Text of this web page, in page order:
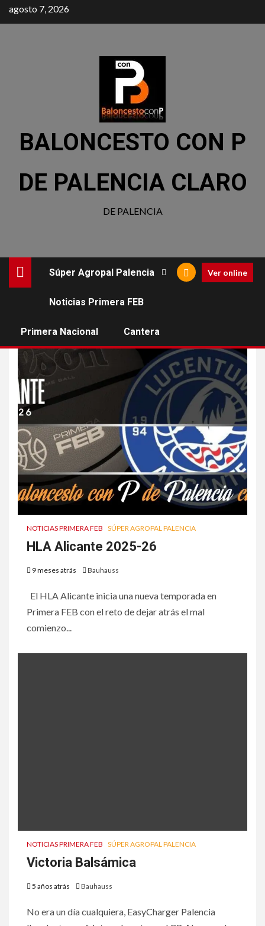
agosto 7, 2026
BALONCESTO CON P
DE PALENCIA CLARO
DE PALENCIA
Súper Agropal Palencia
Noticias Primera FEB
Primera Nacional Cantera
Ver online
NOTICIAS PRIMERA FEB SÚPER AGROPAL PALENCIA
HLA Alicante 2025-26
9 meses atrás Bauhauss
El HLA Alicante inicia una nueva temporada en
Primera FEB con el reto de dejar atrás el mal
comienzo...
NOTICIAS PRIMERA FEB SÚPER AGROPAL PALENCIA
Victoria Balsámica
5 años atrás Bauhauss
No era un día cualquiera, EasyCharger Palencia